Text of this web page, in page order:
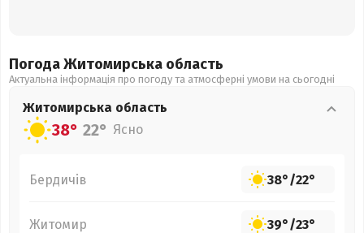
Погода Житомирська область
Актуальна інформація про погоду та атмосферні умови на сьогодні
Житомирська область
38° 22° Ясно
Бердичів 38°/22°
Житомир 39°/23°